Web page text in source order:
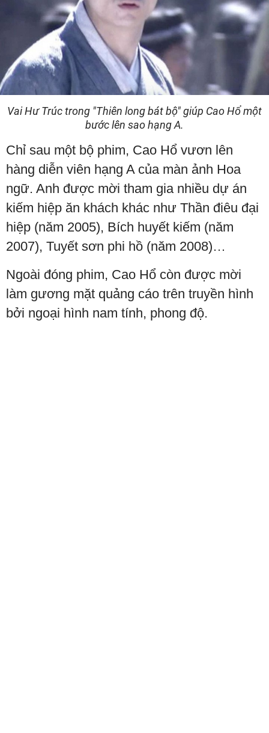
Vai Hư Trúc trong "Thiên long bát bộ" giúp Cao Hổ một
bước lên sao hạng A.
Chỉ sau một bộ phim, Cao Hổ vươn lên
hàng diễn viên hạng A của màn ảnh Hoa
ngữ. Anh được mời tham gia nhiều dự án
kiếm hiệp ăn khách khác như Thần điêu đại
hiệp (năm 2005), Bích huyết kiếm (năm
2007), Tuyết sơn phi hồ (năm 2008)…
Ngoài đóng phim, Cao Hổ còn được mời
làm gương mặt quảng cáo trên truyền hình
bởi ngoại hình nam tính, phong độ.